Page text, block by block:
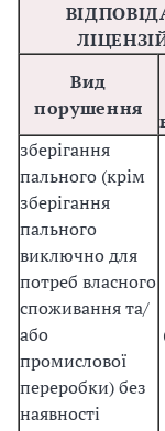
Вид
порушення
зберігання
пального (крім
зберігання
пального
виключно для
потреб власного
споживання та/
або
промислової
переробки) без
наявності